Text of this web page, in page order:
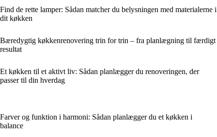
Find de rette lamper: Sådan matcher du belysningen med materialerne i
dit køkken
Bæredygtig køkkenrenovering trin for trin – fra planlægning til færdigt
resultat
Et køkken til et aktivt liv: Sådan planlægger du renoveringen, der
passer til din hverdag
Farver og funktion i harmoni: Sådan planlægger du et køkken i
balance